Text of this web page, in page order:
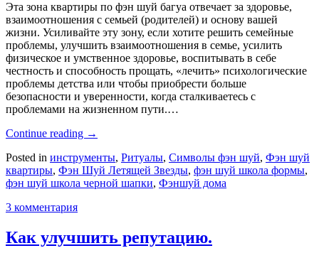
Эта зона квартиры по фэн шуй багуа отвечает за здоровье,
взаимоотношения с семьей (родителей) и основу вашей
жизни. Усиливайте эту зону, если хотите решить семейные
проблемы, улучшить взаимоотношения в семье, усилить
физическое и умственное здоровье, воспитывать в себе
честность и способность прощать, «лечить» психологические
проблемы детства или чтобы приобрести больше
безопасности и уверенности, когда сталкиваетесь с
проблемами на жизненном пути.…
Continue reading →
Posted in инструменты, Ритуалы, Символы фэн шуй, Фэн шуй
квартиры, Фэн Шуй Летящей Звезды, фэн шуй школа формы,
фэн шуй школа черной шапки, Фэншуй дома
3 комментария
Как улучшить репутацию.